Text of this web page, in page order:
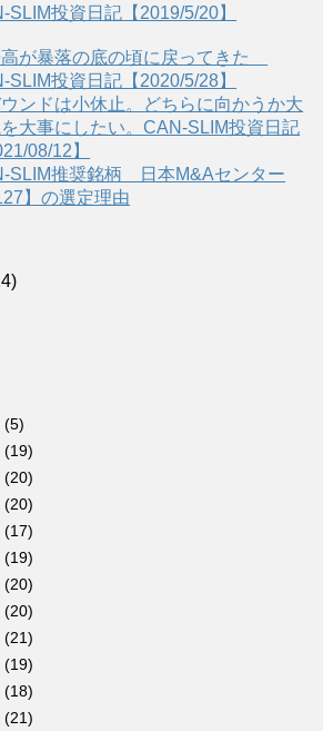
SLIM投資日記【2019/5/20】
が暴落の底の頃に戻ってきた
SLIM投資日記【2020/5/28】
ウンドは小休止。どちらに向かうか大
大事にしたい。CAN-SLIM投資日記
08/12】
SLIM推奨銘柄 日本M&Aセンター
】の選定理由
(5)
(19)
(20)
(20)
(17)
(19)
(20)
(20)
(21)
(19)
(18)
(21)